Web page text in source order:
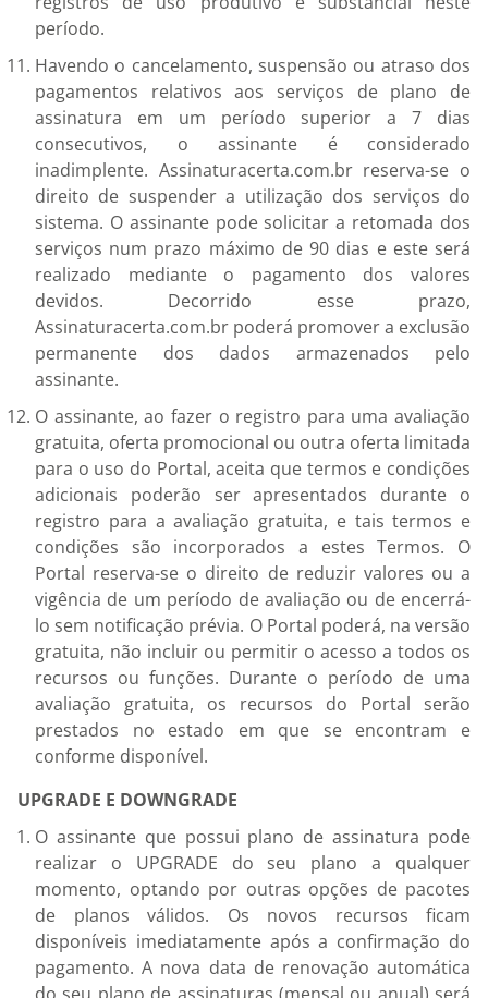
período.
Havendo o cancelamento, suspensão ou atraso dos
pagamentos relativos aos serviços de plano de
assinatura em um período superior a 7 dias
consecutivos, o assinante é considerado
inadimplente. Assinaturacerta.com.br reserva-se o
direito de suspender a utilização dos serviços do
sistema. O assinante pode solicitar a retomada dos
serviços num prazo máximo de 90 dias e este será
realizado mediante o pagamento dos valores
devidos. Decorrido esse prazo,
Assinaturacerta.com.br poderá promover a exclusão
permanente dos dados armazenados pelo
assinante.
O assinante, ao fazer o registro para uma avaliação
gratuita, oferta promocional ou outra oferta limitada
para o uso do Portal, aceita que termos e condições
adicionais poderão ser apresentados durante o
registro para a avaliação gratuita, e tais termos e
condições são incorporados a estes Termos. O
Portal reserva-se o direito de reduzir valores ou a
vigência de um período de avaliação ou de encerrá-
lo sem notificação prévia. O Portal poderá, na versão
gratuita, não incluir ou permitir o acesso a todos os
recursos ou funções. Durante o período de uma
avaliação gratuita, os recursos do Portal serão
prestados no estado em que se encontram e
conforme disponível.
UPGRADE E DOWNGRADE
O assinante que possui plano de assinatura pode
realizar o UPGRADE do seu plano a qualquer
momento, optando por outras opções de pacotes
de planos válidos. Os novos recursos ficam
disponíveis imediatamente após a confirmação do
pagamento. A nova data de renovação automática